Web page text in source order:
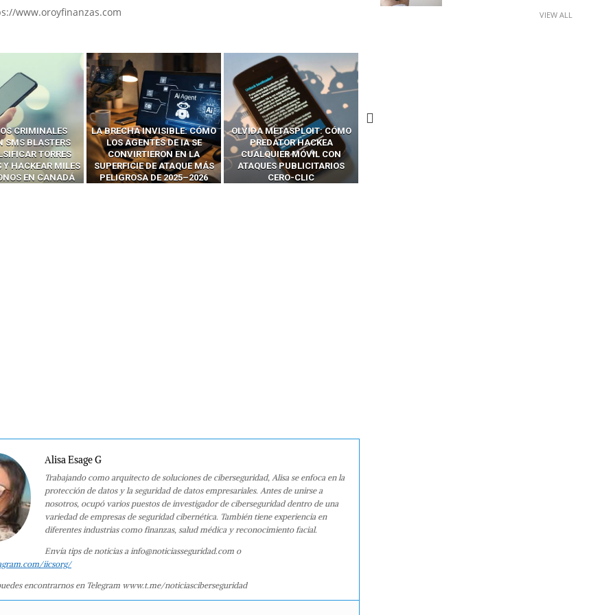
www.oroyfinanzas.com
INVISIBLE: CÓMO
DE IA SE
EN LA
DE ATAQUE MÁS
DE 2025–2026
OLVIDA METASPLOIT: CÓMO
PREDATOR HACKEA
CUALQUIER MÓVIL CON
ATAQUES PUBLICITARIOS
CERO-CLIC
CÓMO LOS HACKERS
INTERCEPTAN OTPS Y
LLAMADAS MÓVILES SIN
‘HACKEAR’ — EL INCREÍBLE
PODER DE LOS SIM BOXES”
Alisa Esage G
Trabajando como arquitecto de soluciones de ciberseguridad, Alisa se enfoca en la
protección de datos y la seguridad de datos empresariales. Antes de unirse a
nosotros, ocupó varios puestos de investigador de ciberseguridad dentro de una
variedad de empresas de seguridad cibernética. También tiene experiencia en
diferentes industrias como finanzas, salud médica y reconocimiento facial.
Envía tips de noticias a info@noticiasseguridad.com o
iicsorg/
encontrarnos en Telegram www.t.me/noticiasciberseguridad
VIEW ALL